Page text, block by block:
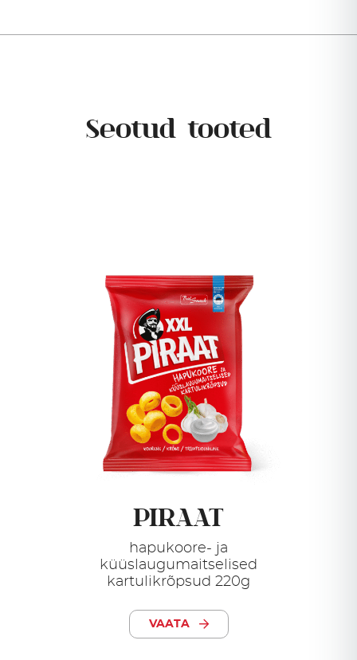
Seotud tooted
PIRAAT
hapukoore- ja
küüslaugumaitselised
kartulikrõpsud 220g
VAATA